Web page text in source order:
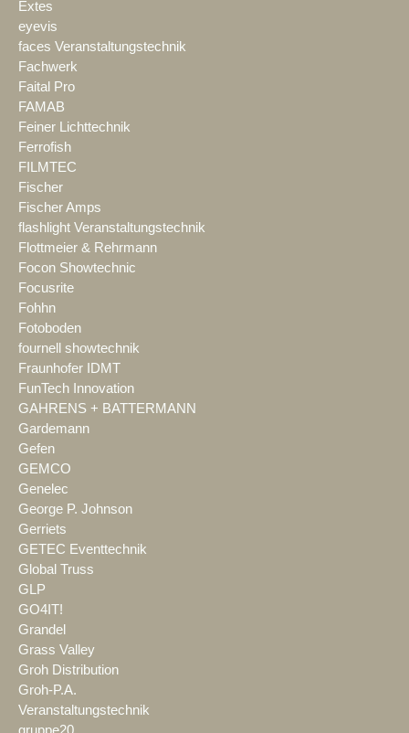
Extes
eyevis
faces Veranstaltungstechnik
Fachwerk
Faital Pro
FAMAB
Feiner Lichttechnik
Ferrofish
FILMTEC
Fischer
Fischer Amps
flashlight Veranstaltungstechnik
Flottmeier & Rehrmann
Focon Showtechnic
Focusrite
Fohhn
Fotoboden
fournell showtechnik
Fraunhofer IDMT
FunTech Innovation
GAHRENS + BATTERMANN
Gardemann
Gefen
GEMCO
Genelec
George P. Johnson
Gerriets
GETEC Eventtechnik
Global Truss
GLP
GO4IT!
Grandel
Grass Valley
Groh Distribution
Groh-P.A.
Veranstaltungstechnik